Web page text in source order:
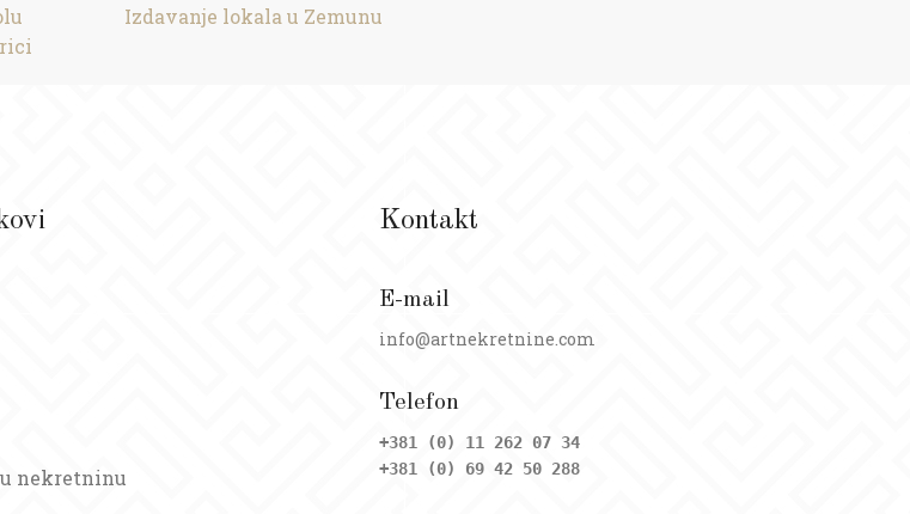
Izdavanje lokala u Zemunu
nekretninu
Kontakt
E-mail
info@artnekretnine.com
Telefon
+381 (0) 11 262 07 34
+381 (0) 69 42 50 288